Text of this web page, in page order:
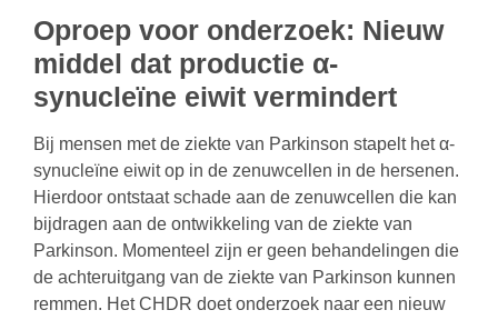
Oproep voor onderzoek: Nieuw
middel dat productie α-
synucleïne eiwit vermindert
Bij mensen met de ziekte van Parkinson stapelt het α-
synucleïne eiwit op in de zenuwcellen in de hersenen.
Hierdoor ontstaat schade aan de zenuwcellen die kan
bijdragen aan de ontwikkeling van de ziekte van
Parkinson. Momenteel zijn er geen behandelingen die
de achteruitgang van de ziekte van Parkinson kunnen
remmen. Het CHDR doet onderzoek naar een nieuw